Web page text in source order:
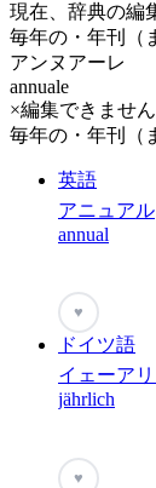
現在、辞典の編
毎年の・年刊（
アンヌアーレ
annuale
×編集できません
毎年の・年刊（
英語
アニュアル
annual
♥
ドイツ語
イェーアリ
jährlich
♥